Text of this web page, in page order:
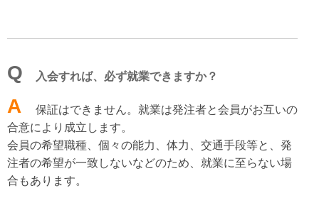
Q 入会すれば、必ず就業できますか？
A
保証はできません。就業は発注者と会員がお互いの
合意により成立します。
会員の希望職種、個々の能力、体力、交通手段等と、発
注者の希望が一致しないなどのため、就業に至らない場
合もあります。